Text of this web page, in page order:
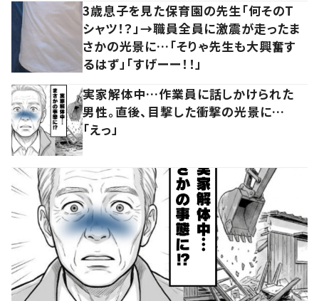
3歳息子を見た保育園の先生「何そのT
シャツ！？」→職員全員に激震が走ったま
さかの光景に…「そりゃ先生も大興奮す
るはず」「すげーー！！」
実家解体中…作業員に話しかけられた
男性。直後、目撃した衝撃の光景に…
「えっ」